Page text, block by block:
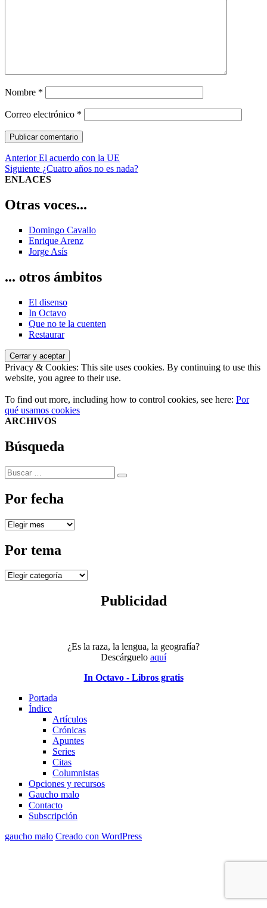
Nombre *
Correo electrónico *
Navegación
de
Anterior Entrada
anterior:
El acuerdo con la UE
Siguiente Entrada
siguiente:
¿Cuatro años no es nada?
ENLACES
Otras voces...
Domingo Cavallo
Enrique Arenz
Jorge Asís
... otros ámbitos
El disenso
In Octavo
Que no te la cuenten
Restaurar
Privacy & Cookies: This site uses cookies. By continuing to use this
website, you agree to their use.
To find out more, including how to control cookies, see here: Por
qué usamos cookies
ARCHIVOS
Búsqueda
Buscar
por:
Buscar
Por fecha
Por
Por tema
Por
Publicidad
¿Es la raza, la lengua, la geografía?
Descárguelo aquí
In Octavo - Libros gratis
Portada
Índice
Artículos
Crónicas
Apuntes
Series
Citas
Columnistas
Opciones y recursos
Gaucho malo
Contacto
Subscripción
gaucho malo Creado con WordPress